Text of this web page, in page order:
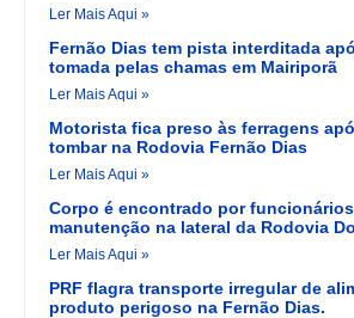
Ler Mais Aqui »
Fernão Dias tem pista interditada
tomada pelas chamas em Mairiporã
Ler Mais Aqui »
Motorista fica preso às ferragens
tombar na Rodovia Fernão Dias
Ler Mais Aqui »
Corpo é encontrado por
manutenção na lateral da Rodovia
Ler Mais Aqui »
PRF flagra transporte irregular de
produto perigoso na Fernão Dias.